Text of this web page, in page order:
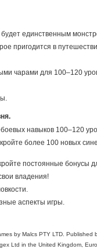
единственным
пригодится в
чарами для 100–120
навыков 100–120
более 100 новых
постоянные бонусы
владения!
аспекты игры.
by Malcs PTY LTD. Published
Ltd in the United Kingdom,